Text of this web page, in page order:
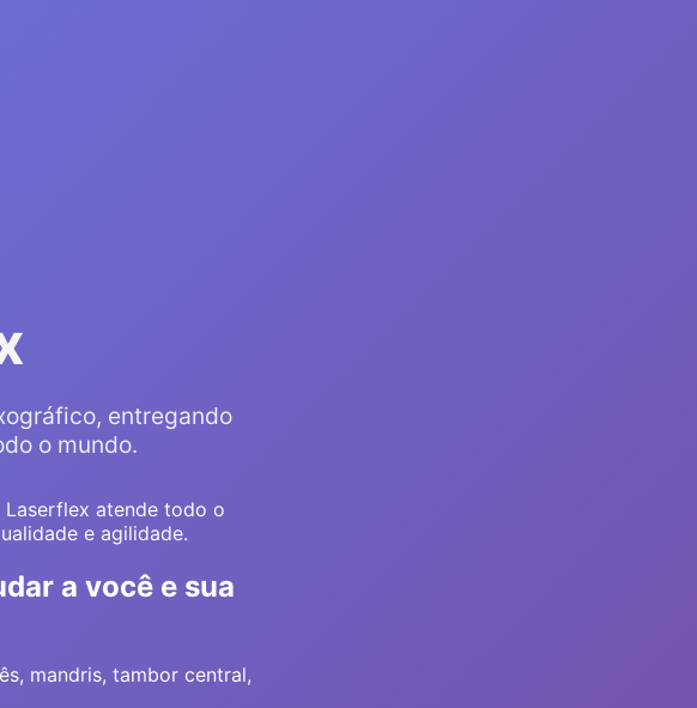
entregando
o mundo.
atende todo o
e agilidade.
a você e sua
mandris, tambor central,